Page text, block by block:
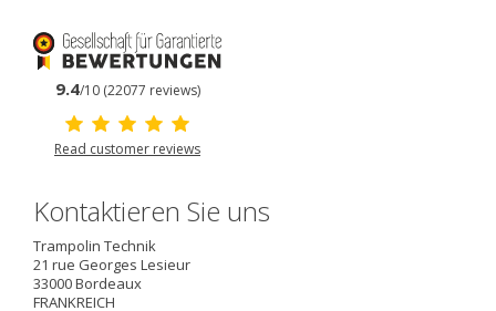
9.4/10 (22077 reviews)
Read customer reviews
Kontaktieren Sie uns
Trampolin Technik
21 rue Georges Lesieur
33000Bordeaux
FRANKREICH